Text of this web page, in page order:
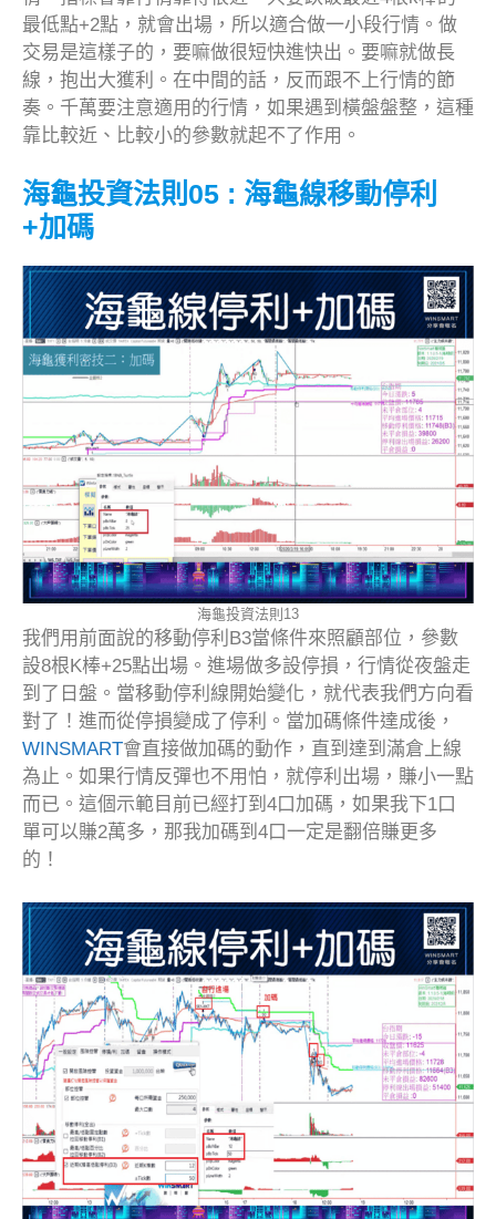
最低點+2點，就會出場，所以適合做一小段行情。做
交易是這樣子的，要嘛做很短快進快出。要嘛就做長
線，抱出大獲利。在中間的話，反而跟不上行情的節
奏。千萬要注意適用的行情，如果遇到橫盤盤整，這種
靠比較近、比較小的參數就起不了作用。
海龜投資法則05 : 海龜線移動停利
+加碼
海龜投資法則13
我們用前面說的移動停利B3當條件來照顧部位，參數
設8根K棒+25點出場。進場做多設停損，行情從夜盤走
到了日盤。當移動停利線開始變化，就代表我們方向看
對了！進而從停損變成了停利。當加碼條件達成後，
WINSMART會直接做加碼的動作，直到達到滿倉上線
為止。如果行情反彈也不用怕，就停利出場，賺小一點
而已。這個示範目前已經打到4口加碼，如果我下1口
單可以賺2萬多，那我加碼到4口一定是翻倍賺更多
的！